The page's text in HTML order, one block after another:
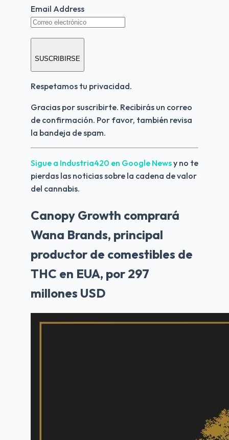
Email Address
SUSCRIBIRSE
Respetamos tu privacidad.
Gracias por suscribirte. Recibirás un correo
de confirmación. Por favor, también revisa
la bandeja de spam.
Sigue a Industria420 en Google News y no te
pierdas las noticias sobre la cadena de valor
del cannabis.
Canopy Growth comprará
Wana Brands, principal
productor de comestibles de
THC en EUA, por 297
millones USD